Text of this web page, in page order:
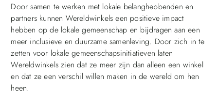
Door samen te werken met lokale belanghebbenden en
partners kunnen Wereldwinkels een positieve impact
hebben op de lokale gemeenschap en bijdragen aan een
meer inclusieve en duurzame samenleving. Door zich in te
zetten voor lokale gemeenschapsinitiatieven laten
Wereldwinkels zien dat ze meer zijn dan alleen een winkel
en dat ze een verschil willen maken in de wereld om hen
heen.